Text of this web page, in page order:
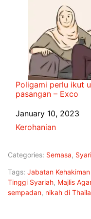
Poligami perlu ikut
pasangan – Exco
Date
January 10, 2023
In relation to
Kerohanian
Categories: Semasa,
Tags: Jabatan
Tinggi Syariah, Majlis
sempadan, nikah di